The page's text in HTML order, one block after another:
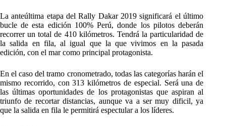
La anteúltima etapa del Rally Dakar 2019 significará el último
bucle de esta edición 100% Perú, donde los pilotos deberán
recorrer un total de 410 kilómetros. Tendrá la particularidad de
la salida en fila, al igual que la que vivimos en la pasada
edición, con el mar como principal protagonista.
En el caso del tramo cronometrado, todas las categorías harán el
mismo recorrido, con 313 kilómetros de especial. Será una de
las últimas oportunidades de los protagonistas que aspiran al
triunfo de recortar distancias, aunque va a ser muy dificil, ya
que la salida en fila le permitirá espectular a los líderes.